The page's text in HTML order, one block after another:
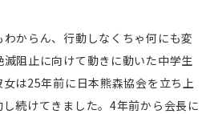
わからん、行動しなくちゃ何にも変
阻止に向けて動きに動いた中学生
は25年前に日本熊森協会を立ち上
続けてきました。4年前から会長に